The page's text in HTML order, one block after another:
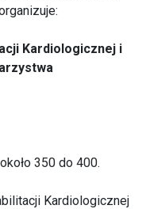
Kardiologicznej i
350 do 400.
Kardiologicznej